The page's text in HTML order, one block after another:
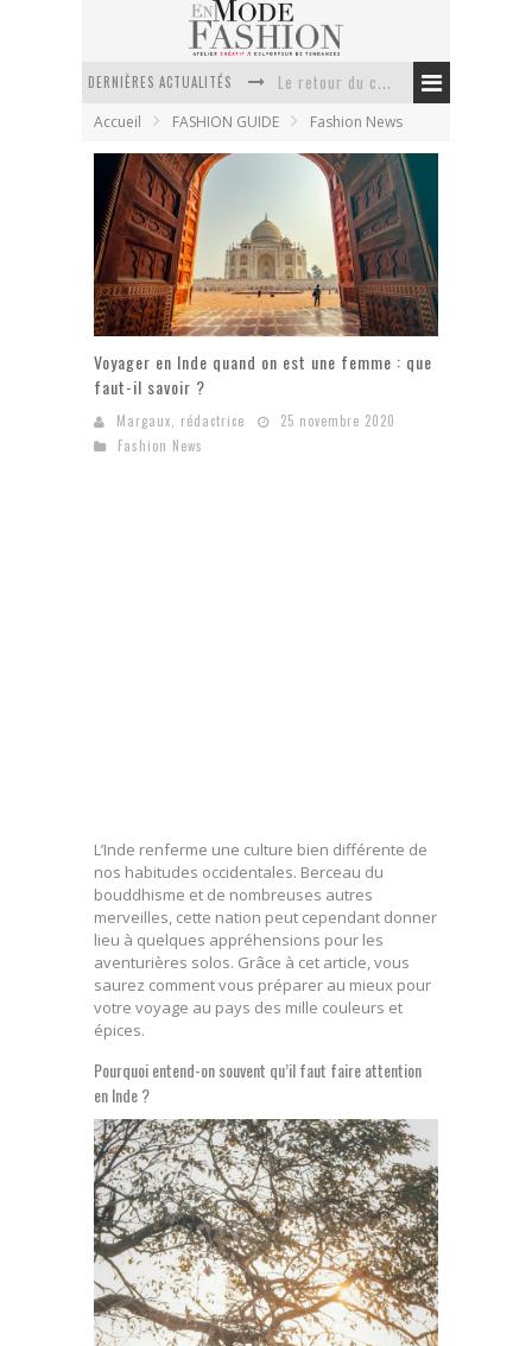
DERNIÈRES ACTUALITÉS
Le retour du cachemire version casual
Doudoune pour femme : choisir la pièce idéale entre style, chaleur et durabilité
La trousse de toilette : l’accessoire indispensable de voyage
Week-end spa en automne : quel maillot de bain choisir ?
Pourquoi le costume sur mesure à Paris est un incontournable de l’élégance contemporaine ?
Anti chute cheveux homme : quelles solutions pour renforcer sa chevelure ?
Accueil FASHION GUIDE Fashion News
Voyager en Inde quand on est une femme : que
faut-il savoir ?
Margaux, rédactrice
25 novembre 2020
Fashion News
L’Inde renferme une culture bien différente de
nos habitudes occidentales. Berceau du
bouddhisme et de nombreuses autres
merveilles, cette nation peut cependant donner
lieu à quelques appréhensions pour les
aventurières solos. Grâce à cet article, vous
saurez comment vous préparer au mieux pour
votre voyage au pays des mille couleurs et
épices.
Pourquoi entend-on souvent qu’il faut faire attention
en Inde ?